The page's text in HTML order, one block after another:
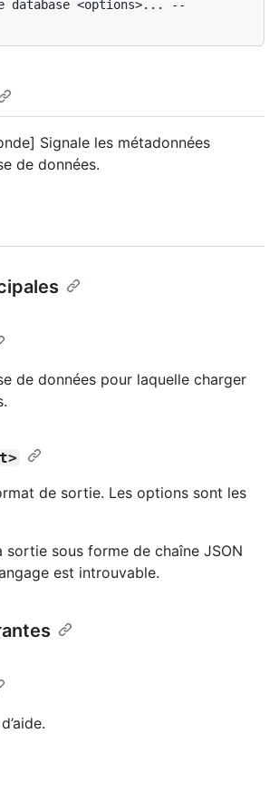
database <options>... --
Signale les métadonnées
de données.
de données pour laquelle charger
de sortie. Les options sont les
sortie sous forme de chaîne JSON
est introuvable.